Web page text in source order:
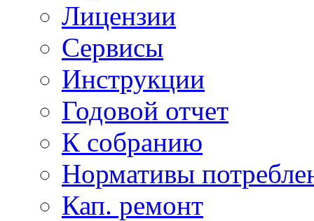
Лицензии
Сервисы
Инструкции
Годовой отчет
К собранию
Нормативы
Кап. ремонт